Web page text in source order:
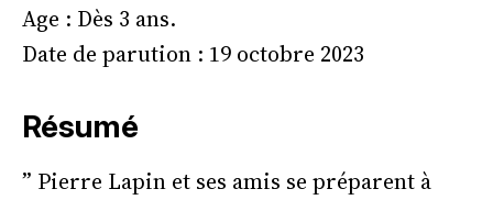
Age : Dès 3 ans.
Date de parution : 19 octobre 2023
Résumé
” Pierre Lapin et ses amis se préparent à